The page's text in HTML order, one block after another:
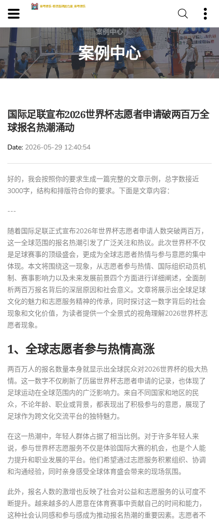
案例中心
国际足联宣布2026世界杯志愿者申请破两百万全
球报名热潮涌动
Date 2026-05-29 12:40:54
好的，我会按照你的要求生成一篇完整的文章示例，总字数接近
3000字，结构和排版符合你的要求。下面是文章内容：
---
随着国际足联正式宣布2026年世界杯志愿者申请人数突破两百万，
这一全球范围的报名热潮引发了广泛关注和热议。此次世界杯不仅
是足球赛事的顶级盛会，更成为全球志愿者热情与参与意愿的集中
体现。本文将围绕这一现象，从志愿者参与热情、国际组织动员机
制、赛事影响力以及未来发展前景四个方面进行详细阐述，全面剖
析两百万报名背后的深层原因和社会意义。文章将展示出全球足球
文化的魅力和志愿服务精神的传承，同时探讨这一数字背后的社会
现象和文化价值，为读者提供一个全景式的视角理解2026世界杯志
愿者现象。
1、全球志愿者参与热情高涨
两百万人的报名数量本身就显示出全球民众对2026世界杯的极大热
情。这一数字不仅刷新了历届世界杯志愿者申请的记录，也体现了
足球运动在全球范围内的广泛影响力。来自不同国家和地区的民
众，不论年龄、职业或背景，都表现出了积极参与的意愿，展现了
足球作为跨文化交流平台的独特魅力。
在这一热潮中，年轻人群体占据了相当比例。对于许多年轻人来
说，参与世界杯志愿服务不仅是体验国际大赛的机会，也是个人能
力提升和职业发展的平台。他们希望通过志愿服务积累组织、协调
和沟通经验，同时亲身感受全球体育盛会带来的现场氛围。
此外，报名人数的激增也反映了社会对公益和志愿服务的认可度不
断提升。越来越多的人愿意在体育赛事中贡献自己的时间和能力，
这种社会认同感和参与感成为推动报名热潮的重要因素。志愿者不